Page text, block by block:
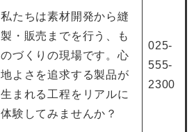
私たちは素材開発から縫
製・販売までを行う、も
のづくりの現場です。心
地よさを追求する製品が
生まれる工程をリアルに
体験してみませんか？
025-
555-
2300